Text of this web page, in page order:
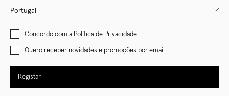
Concordo com a Política de Privacidade.
Quero receber novidades e promoções por email.
Registar